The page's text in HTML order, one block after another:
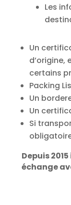
Les
Un
d’origine,
certains
Packing
Un
Un
Si
Depuis 2015
échange